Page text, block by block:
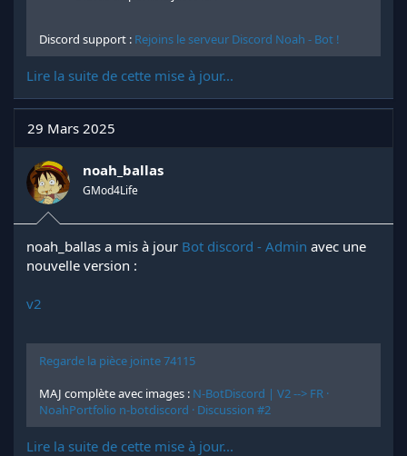
Discord support : Rejoins le serveur Discord Noah - Bot !
Lire la suite de cette mise à jour...
29 Mars 2025
noah_ballas
GMod4Life
noah_ballas a mis à jour Bot discord - Admin avec une
nouvelle version :
v2
Regarde la pièce jointe 74115
MAJ complète avec images : N-BotDiscord | V2 --> FR ·
NoahPortfolio n-botdiscord · Discussion #2
Lire la suite de cette mise à jour...